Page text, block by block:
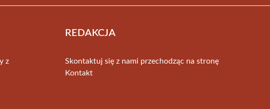
z
REDAKCJA
Skontaktuj się z nami przechodząc na stronę
Kontakt